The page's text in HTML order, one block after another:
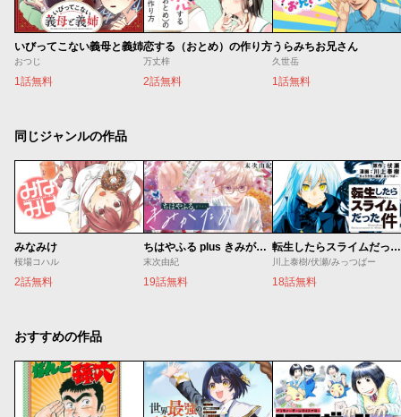
いびってこない義母と義姉
おつじ
1話無料
恋する（おとめ）の作り方
万丈梓
2話無料
うらみちお兄さん
久世岳
1話無料
同じジャンルの作品
みなみけ
桜場コハル
2話無料
ちはやふる plus きみがため
末次由紀
19話無料
転生したらスライムだった件
川上泰樹/伏瀬/みっつばー
18話無料
おすすめの作品